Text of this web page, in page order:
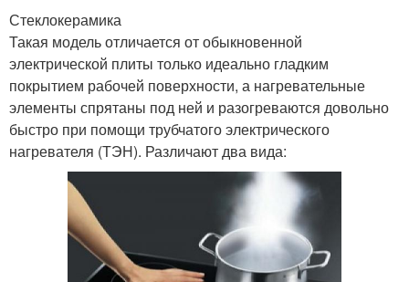
Стеклокерамика
Такая модель отличается от обыкновенной
электрической плиты только идеально гладким
покрытием рабочей поверхности, а нагревательные
элементы спрятаны под ней и разогреваются довольно
быстро при помощи трубчатого электрического
нагревателя (ТЭН). Различают два вида: